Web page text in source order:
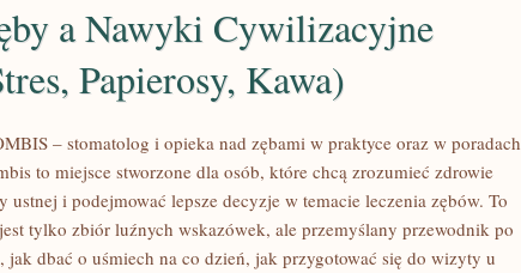
a Nawyki Cywilizacyjne
Papierosy, Kawa)
– stomatolog i opieka nad zębami w praktyce oraz w poradach
to miejsce stworzone dla osób, które chcą zrozumieć zdrowie
ustnej i podejmować lepsze decyzje w temacie leczenia zębów. To
tylko zbiór luźnych wskazówek, ale przemyślany przewodnik po
jak dbać o uśmiech na co dzień, jak przygotować się do wizyty u